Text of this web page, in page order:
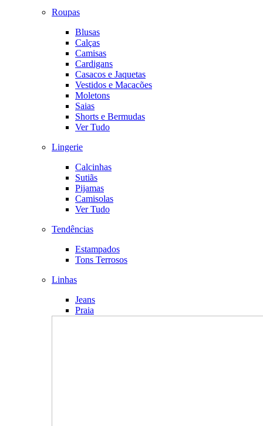
Roupas
Blusas
Calças
Camisas
Cardigans
Casacos e Jaquetas
Vestidos e Macacões
Moletons
Saias
Shorts e Bermudas
Ver Tudo
Lingerie
Calcinhas
Sutiãs
Pijamas
Camisolas
Ver Tudo
Tendências
Estampados
Tons Terrosos
Linhas
Jeans
Praia